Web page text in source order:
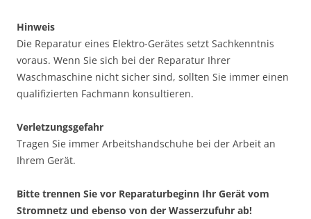
Hinweis
Die Reparatur eines Elektro-Gerätes setzt Sachkenntnis
voraus. Wenn Sie sich bei der Reparatur Ihrer
Waschmaschine nicht sicher sind, sollten Sie immer einen
qualifizierten Fachmann konsultieren.
Verletzungsgefahr
Tragen Sie immer Arbeitshandschuhe bei der Arbeit an
Ihrem Gerät.
Bitte trennen Sie vor Reparaturbeginn Ihr Gerät vom
Stromnetz und ebenso von der Wasserzufuhr ab!